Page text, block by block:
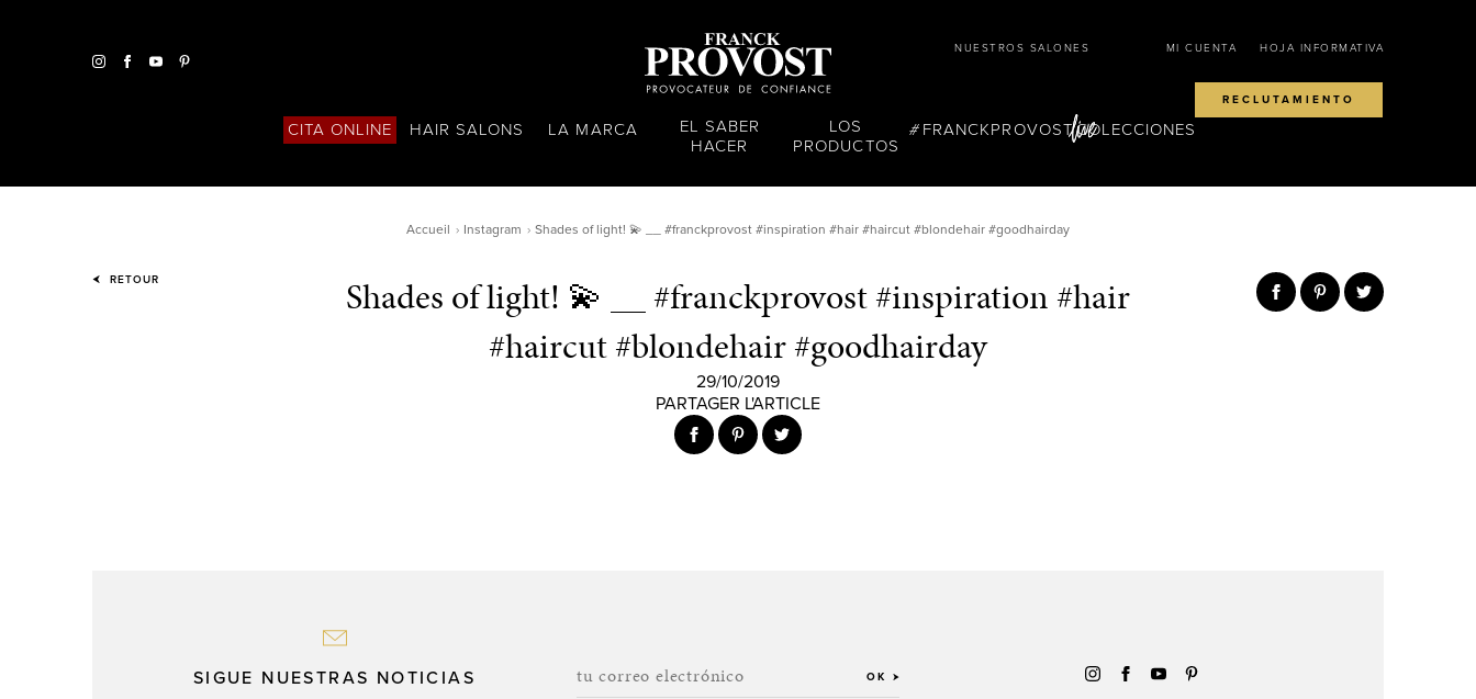
NUESTROS SALONES MI CUENTA HOJA INFORMATIVA
RECLUTAMIENTO
CITA ONLINE HAIR SALONS LA MARCA
EL SABER
HACER
LOS
PRODUCTOS
FRANCKPROVOSTCOLECCIONES
Accueil Instagram Shades of light! 💫 __ #franckprovost #inspiration #hair #haircut #blondehair #goodhairday
RETOUR
Shades of light! 💫 __ #franckprovost #inspiration #hair
#haircut #blondehair #goodhairday
29/10/2019
PARTAGER L'ARTICLE
SIGUE NUESTRAS NOTICIAS tu correo electrónico OK